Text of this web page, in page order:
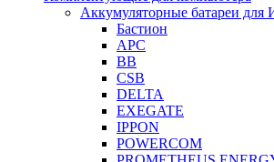
Аккумуляторные батареи для
Бастион
APC
BB
CSB
DELTA
EXEGATE
IPPON
POWERCOM